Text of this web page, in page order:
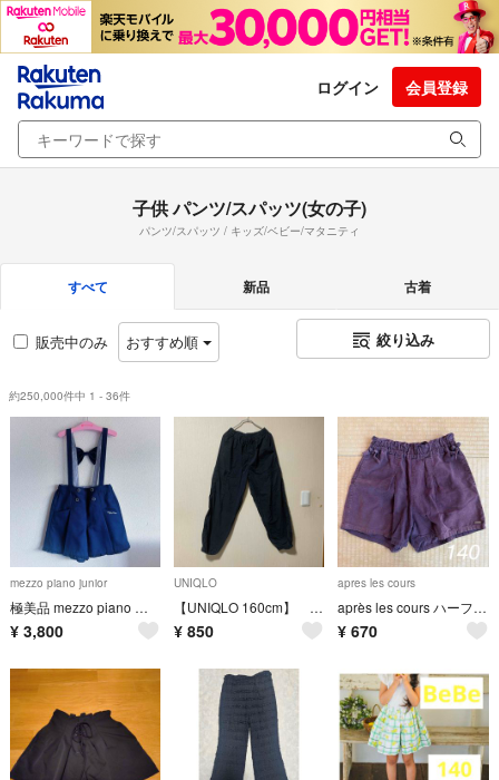
ログイン 会員登録
子供 パンツ/スパッツ(女の子)
パンツ/スパッツ / キッズ/ベビー/マタニティ
すべて 新品 古着
販売中のみ おすすめ順 絞り込み
約250,000件中 1 - 36件
mezzo piano junior
極美品 mezzo piano サスペンダー フリルパンツ リボン 紺 140
¥ 3,800
UNIQLO
【UNIQLO 160cm】 ジョガーパンツ
¥ 850
apres les cours
après les cours ハーフパンツ 140cm パープル
¥ 670